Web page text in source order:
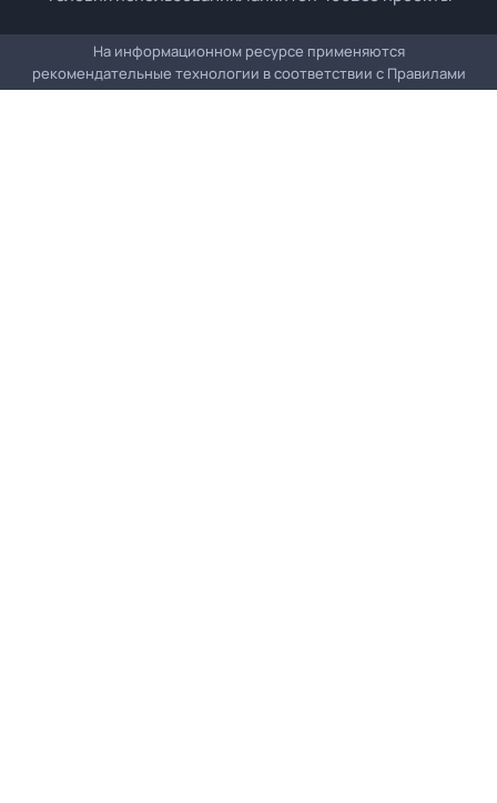
На информационном ресурсе применяются
рекомендательные технологии в соответствии с Правилами